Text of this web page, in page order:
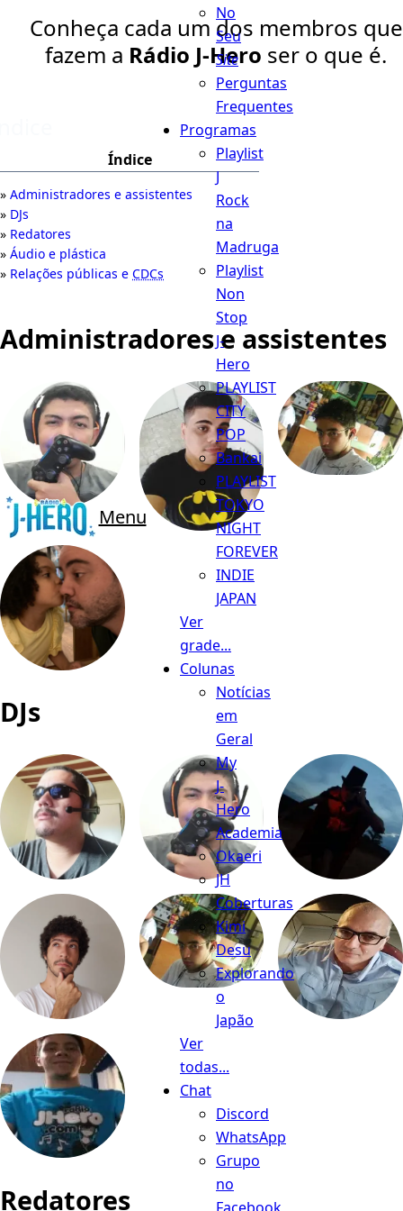
Menu
No
Seu
Site
Perguntas
Frequentes
Programas
Playlist
J
Rock
na
Madruga
Playlist
Non
Stop
J-
Hero
PLAYLIST
CITY
POP
Bankai
PLAYLIST
TOKYO
NIGHT
FOREVER
INDIE
JAPAN
Ver
grade...
Colunas
Notícias
em
Geral
My
J-
Hero
Academia
Okaeri
JH
Coberturas
Kimi
Desu
Explorando
o
Japão
Ver
todas...
Chat
Discord
WhatsApp
Grupo
no
Conheça cada um dos membros que
fazem a Rádio J-Hero ser o que é.
Índice
Administradores e assistentes
DJs
Redatores
Áudio e plástica
Relações públicas e CDCs
Administradores e assistentes
DJs
Redatores